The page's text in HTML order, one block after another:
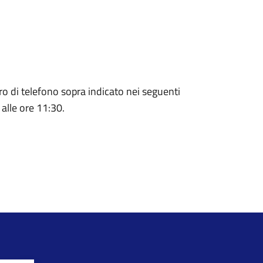
di telefono sopra indicato nei seguenti
ore 11:30.